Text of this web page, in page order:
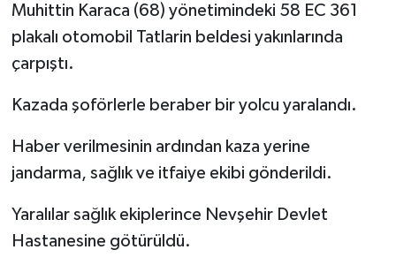
Muhittin Karaca (68) yönetimindeki 58 EC 361
plakalı otomobil Tatlarin beldesi yakınlarında
çarpıştı.
Kazada şoförlerle beraber bir yolcu yaralandı.
Haber verilmesinin ardından kaza yerine
jandarma, sağlık ve itfaiye ekibi gönderildi.
Yaralılar sağlık ekiplerince Nevşehir Devlet
Hastanesine götürüldü.